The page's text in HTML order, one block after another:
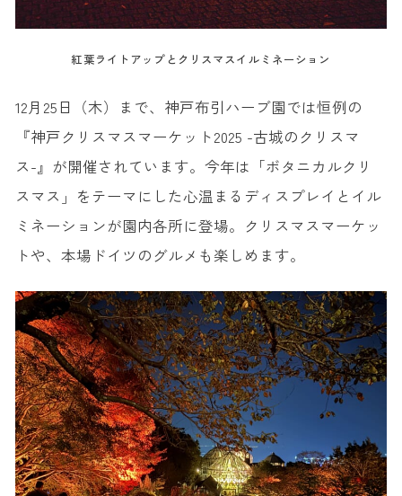
紅葉ライトアップとクリスマスイルミネーション
12月25日（木）まで、 神戸布引ハーブ園では恒例の
『神戸クリスマスマーケット2025 -古城のクリスマ
ス-』が開催されています。今年は「ボタニカルクリ
スマス」をテーマにした心温まるディスプレイとイル
ミネーションが園内各所に登場。クリスマスマーケッ
トや、本場ドイツのグルメも楽しめます。